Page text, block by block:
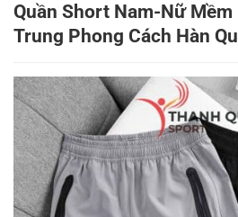
Quần Short Nam-Nữ Mềm
Trung Phong Cách Hàn